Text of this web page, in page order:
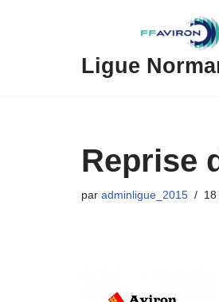
Ligue
Reprise
par adminligue_2015